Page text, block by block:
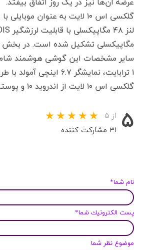
گلکسی اس ۱۰ لایت به
مگاپیکسلی تشکیل شده است. در بخش دوربین سلفی نیز
گلکسی اس ۱۰ لایت از اندروید ۱۰ و پوسته One UI 2.0 استفاده می‌کند.
۵ از ۵
۳۱ مشارکت کننده
نام شما*
پست الكترونيك شما*
موضوع نظر شما